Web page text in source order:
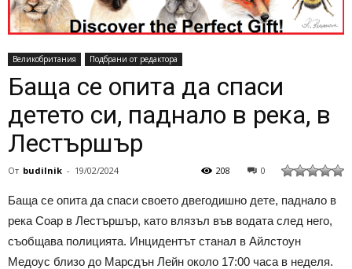
Великобритания Подбрани от редактора
Баща се опита да спаси
детето си, паднало в река, в
Лестършър
От budilnik - 19/02/2024 0
208
Баща се опита да спаси своето двегодишно дете, паднало в
река Соар в Лестършър, като влязъл във водата след него,
съобщава полицията. Инцидентът станал в Айлстоун
Медоус близо до Марсдън Лейн около 17:00 часа в неделя.